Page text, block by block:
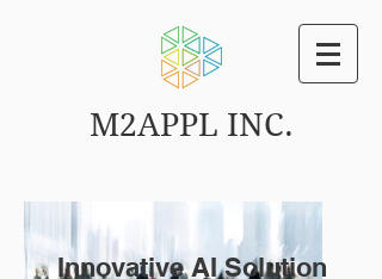
M2APPL INC.
Innovative AI Solution